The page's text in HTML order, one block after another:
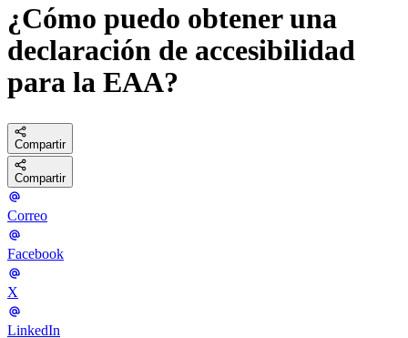
¿Cómo puedo obtener una
declaración de accesibilidad
para la EAA?
Compartir
Compartir
Correo
Facebook
X
LinkedIn